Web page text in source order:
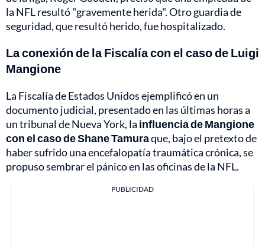
la NFL resultó "gravemente herida". Otro guardia de
seguridad, que resultó herido, fue hospitalizado.
La conexión de la Fiscalía con el caso de Luigi
Mangione
La Fiscalía de Estados Unidos ejemplificó en un
documento judicial, presentado en las últimas horas a
un tribunal de Nueva York, la influencia de Mangione
con el caso de Shane Tamuraque, bajo el pretexto de
haber sufrido una encefalopatía traumática crónica, se
propuso sembrar el pánico en las oficinas de la NFL.
PUBLICIDAD